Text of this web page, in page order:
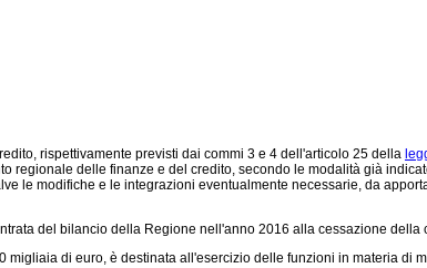
rispettivamente previsti dai commi 3 e 4 dell'articolo 25 della
regionale delle finanze e del credito, secondo le modalità già
le modifiche e le integrazioni eventualmente necessarie, da
del bilancio della Regione nell'anno 2016 alla cessazione
di euro, è destinata all'esercizio delle funzioni in materia